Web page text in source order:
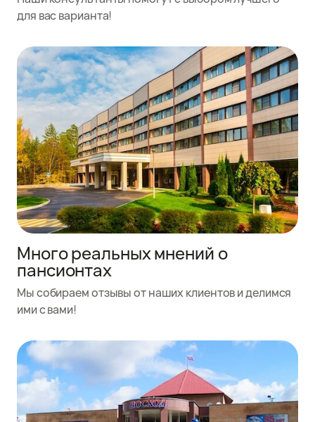
для вас варианта!
Много реальных мнений о
пансионтах
Мы собираем отзывы от наших клиентов и делимся
ими с вами!